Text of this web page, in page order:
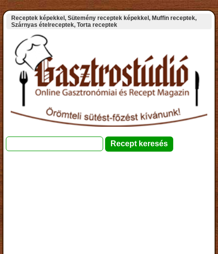
Receptek képekkel, Sütemény receptek képekkel, Muffin receptek,
Szárnyas ételreceptek, Torta receptek